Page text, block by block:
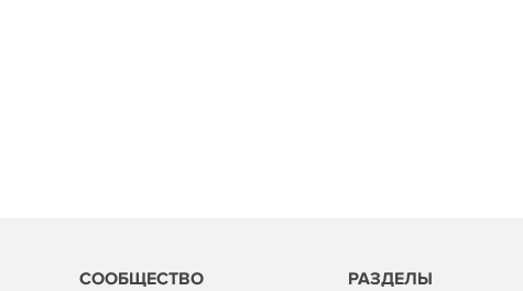
СООБЩЕСТВО РАЗДЕЛЫ